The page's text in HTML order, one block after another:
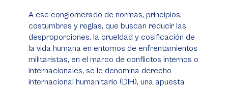
A ese conglomerado de normas, principios,
costumbres y reglas, que buscan reducir las
desproporciones, la crueldad y cosificación de
la vida humana en entornos de enfrentamientos
militaristas, en el marco de conflictos internos o
internacionales, se le denomina derecho
internacional humanitario (DIH), una apuesta